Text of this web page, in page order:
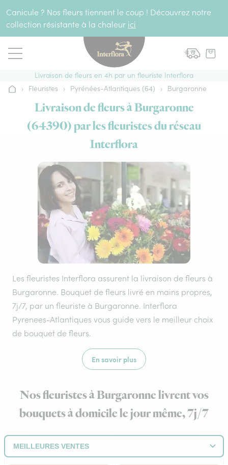
Canicule ? Nos fleurs tiennent le coup ! Découvrez notre
collection résistante à la chaleur ici
Livraison de fleurs en 4h par un fleuriste Interflora
Accueil
› Fleuristes › Pyrénées-Atlantiques (64) › Burgaronne
Livraison de fleurs à Burgaronne
(64390) par les fleuristes du réseau
Interflora
Les fleuristes Interflora assurent la livraison de fleurs à
Burgaronne. Bouquet de fleurs livré en mains propres,
7j/7, par un fleuriste à Burgaronne. Interflora
Pyrenees-Atlantiques vous guide vers le meilleur choix
de bouquet de fleurs.
En savoir plus
Nos fleuristes à Burgaronne livrent vos
bouquets à domicile le jour même, 7j/7